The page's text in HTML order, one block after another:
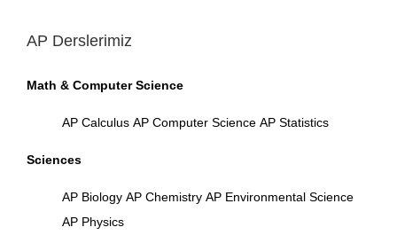
AP Derslerimiz
Math & Computer Science
AP Calculus AP Computer Science AP Statistics
Sciences
AP Biology AP Chemistry AP Environmental Science
AP Physics